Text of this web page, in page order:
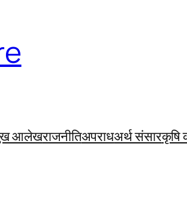
आलेखराजनीतिअपराधअर्थ संसारकृषि